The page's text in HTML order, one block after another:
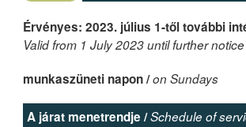
Érvényes: 2023. július 1-től további
Valid from 1 July 2023 until further notice
munkaszüneti napon /on Sundays
A járat menetrendje /Schedule of